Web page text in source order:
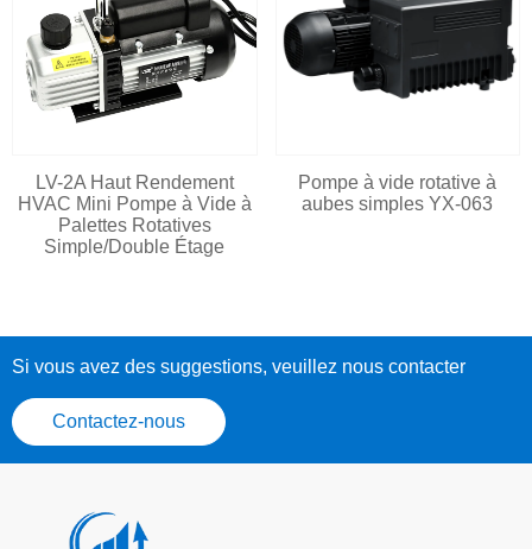
LV-2A Haut Rendement
HVAC Mini Pompe à Vide à
Palettes Rotatives
Simple/Double Étage
Pompe à vide rotative à
aubes simples YX-063
Si vous avez des suggestions, veuillez nous contacter
Contactez-nous